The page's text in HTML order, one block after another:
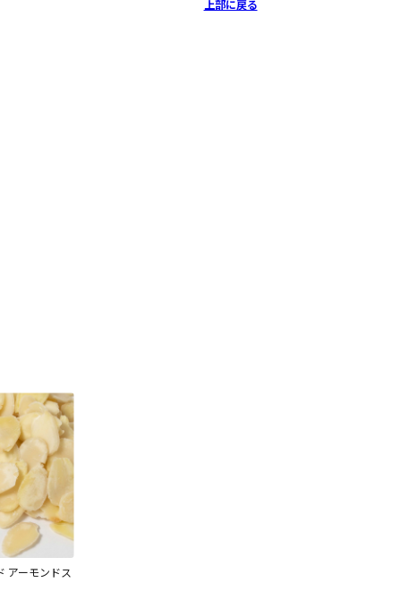
上部に戻る
アーモンドス